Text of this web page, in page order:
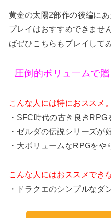
黄金の太陽2部作の後編に
プレイはおすすめできませ
ばぜひこちらもプレイして
圧倒的ボリュームで
こんな人には特におススメ。
・SFC時代の古き良きRPG
・ゼルダの伝説シリーズが
・大ボリュームなRPGをや
こんな人にはおススメでき
・ドラクエのシンプルなダ